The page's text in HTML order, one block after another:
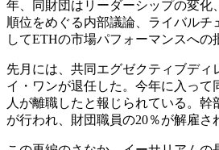
年、同財団はリーダーシップの変化
順位をめぐる内部議論、ライバルチ
してETHの市場パフォーマンスへの
先月には、共同エグゼクティブディ
イ・ワンが退任した。今年に入って
人が離職したと報じられている。幹
が行われ、財団職員の20％が解雇さ